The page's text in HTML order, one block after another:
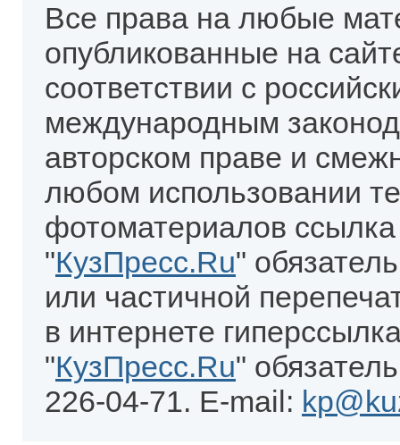
Все права на любые
опубликованные на
соответствии с
международным
авторском праве и
любом использовании
фотоматериалов
"КузПресс.Ru"
или частичной
в интернете
"КузПресс.Ru"
226-04-71. E-mail: